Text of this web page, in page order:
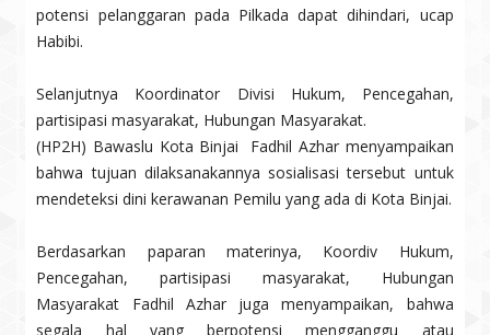
potensi pelanggaran pada Pilkada dapat dihindari, ucap
Habibi.
Selanjutnya Koordinator Divisi Hukum, Pencegahan,
partisipasi masyarakat, Hubungan Masyarakat.
(HP2H) Bawaslu Kota Binjai Fadhil Azhar menyampaikan
bahwa tujuan dilaksanakannya sosialisasi tersebut untuk
mendeteksi dini kerawanan Pemilu yang ada di Kota Binjai.
Berdasarkan paparan materinya, Koordiv Hukum,
Pencegahan, partisipasi masyarakat, Hubungan
Masyarakat Fadhil Azhar juga menyampaikan, bahwa
segala hal yang berpotensi mengganggu atau